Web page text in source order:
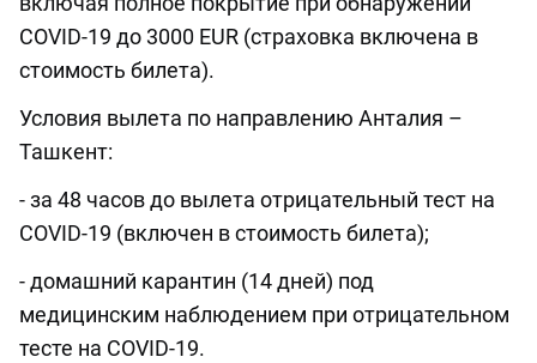
COVID-19 до 3000 EUR (страховка включена в
стоимость билета).
Условия вылета по направлению Анталия –
Ташкент:
- за 48 часов до вылета отрицательный тест на
COVID-19 (включен в стоимость билета);
- домашний карантин (14 дней) под
медицинским наблюдением при отрицательном
тесте на COVID-19.